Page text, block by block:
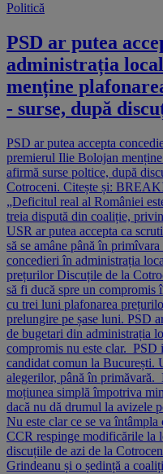
Politică
PSD ar putea
administrația
menține
- surse, după
PSD ar putea accepta
premierul Ilie Bolojan
afirmă surse poltice, după
Cotroceni. Citește și:
„Deficitul real al României
treia dispută din coaliție,
USR ar putea accepta ca
să se amâne până în
concedieri în administrația
prețurilor Discuțile de la
să fi ducă spre un compromis
cu trei luni plafonarea
prelungire pe șase luni. PSD
de bugetari din administrația
compromis nu este clar. PSD
candidat comun la București.
alegerilor, până în primăvară.
moțiunea simplă împotriva
dacă nu dă drumul la avizele
Nu este clar ce se va
CCR respinge modificările la
discuțiile de azi de la
Grindeanu și o ședință a